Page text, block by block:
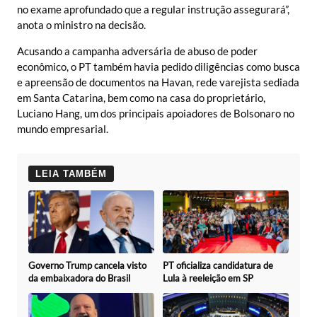
no exame aprofundado que a regular instrução assegurará”,
anota o ministro na decisão.
Acusando a campanha adversária de abuso de poder
econômico, o PT também havia pedido diligências como busca
e apreensão de documentos na Havan, rede varejista sediada
em Santa Catarina, bem como na casa do proprietário,
Luciano Hang, um dos principais apoiadores de Bolsonaro no
mundo empresarial.
LEIA TAMBÉM
Governo Trump cancela visto
da embaixadora do Brasil
PT oficializa candidatura de
Lula à reeleição em SP